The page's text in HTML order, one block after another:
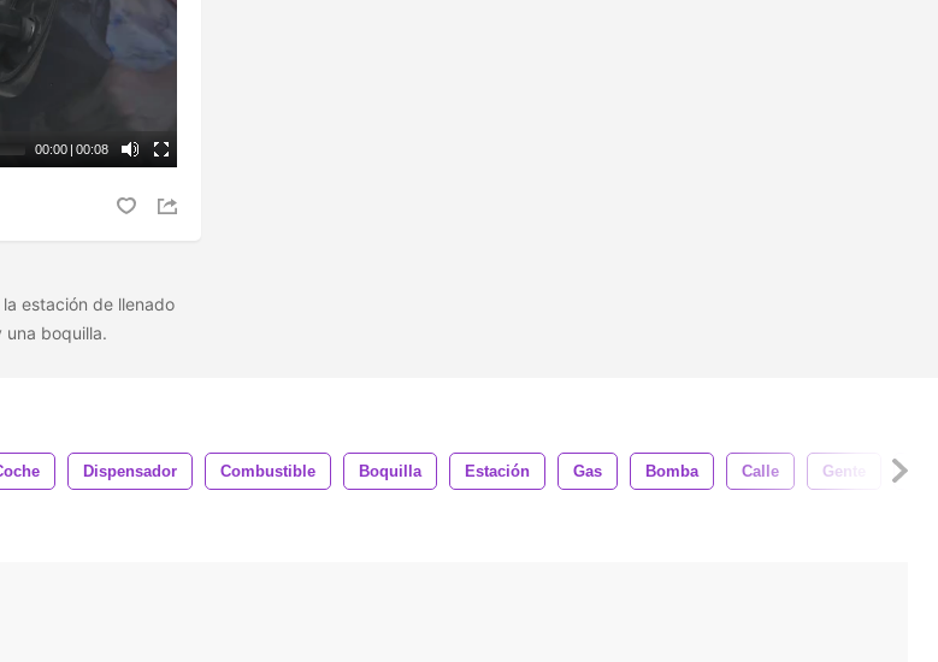
00:00 | 00:08
estación de llenado
boquilla.
Dispensador Combustible Boquilla Estación Gas Bomba Calle Gente